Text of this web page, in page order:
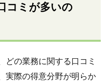
コミが多いの
どの業務に関する口コミ
実際の得意分野が明らか